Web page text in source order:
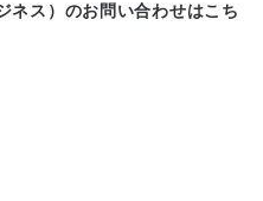
ネス）のお問い合わせはこち